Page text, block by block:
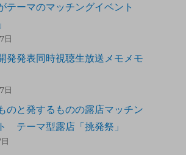
テーマのマッチングイベント
日
発発表同時視聴生放送メモメモ
日
のと発するものの露店マッチン
テーマ型露店「挑発祭」